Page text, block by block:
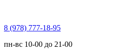
8 (978) 777-18-95
пн-вс 10-00 до 21-00